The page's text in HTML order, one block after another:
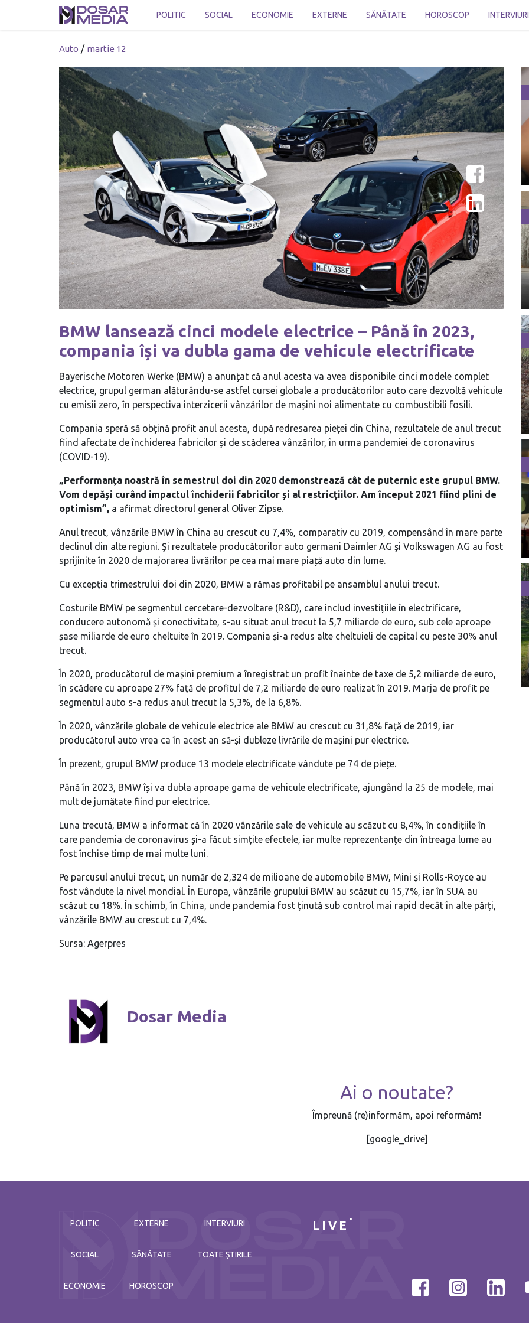
POLITIC SOCIAL ECONOMIE EXTERNE SĂNĂTATE HOROSCOP INTERVIURI
Auto / martie 12
BMW lansează cinci modele electrice – Până în 2023,
compania își va dubla gama de vehicule electrificate
Bayerische Motoren Werke (BMW) a anunțat că anul acesta va avea disponibile cinci modele complet
electrice, grupul german alăturându-se astfel cursei globale a producătorilor auto care dezvoltă vehicule
cu emisii zero, în perspectiva interzicerii vânzărilor de mașini noi alimentate cu combustibili fosili.
Compania speră să obțină profit anul acesta, după redresarea pieței din China, rezultatele de anul trecut
fiind afectate de închiderea fabricilor și de scăderea vânzărilor, în urma pandemiei de coronavirus
(COVID-19).
„Performanța noastră în semestrul doi din 2020 demonstrează cât de puternic este grupul BMW.
Vom depăși curând impactul închiderii fabricilor și al restricțiilor. Am început 2021 fiind plini de
optimism”, a afirmat directorul general Oliver Zipse.
Anul trecut, vânzările BMW în China au crescut cu 7,4%, comparativ cu 2019, compensând în mare parte
declinul din alte regiuni. Și rezultatele producătorilor auto germani Daimler AG și Volkswagen AG au fost
sprijinite în 2020 de majorarea livrărilor pe cea mai mare piață auto din lume.
Cu excepția trimestrului doi din 2020, BMW a rămas profitabil pe ansamblul anului trecut.
Costurile BMW pe segmentul cercetare-dezvoltare (R&D), care includ investițiile în electrificare,
conducere autonomă și conectivitate, s-au situat anul trecut la 5,7 miliarde de euro, sub cele aproape
șase miliarde de euro cheltuite în 2019. Compania și-a redus alte cheltuieli de capital cu peste 30% anul
trecut.
În 2020, producătorul de mașini premium a înregistrat un profit înainte de taxe de 5,2 miliarde de euro,
în scădere cu aproape 27% față de profitul de 7,2 miliarde de euro realizat în 2019. Marja de profit pe
segmentul auto s-a redus anul trecut la 5,3%, de la 6,8%.
În 2020, vânzările globale de vehicule electrice ale BMW au crescut cu 31,8% față de 2019, iar
producătorul auto vrea ca în acest an să-și dubleze livrările de mașini pur electrice.
În prezent, grupul BMW produce 13 modele electrificate vândute pe 74 de piețe.
Până în 2023, BMW își va dubla aproape gama de vehicule electrificate, ajungând la 25 de modele, mai
mult de jumătate fiind pur electrice.
Luna trecută, BMW a informat că în 2020 vânzările sale de vehicule au scăzut cu 8,4%, în condițiile în
care pandemia de coronavirus și-a făcut simțite efectele, iar multe reprezentanțe din întreaga lume au
fost închise timp de mai multe luni.
Pe parcusul anului trecut, un număr de 2,324 de milioane de automobile BMW, Mini și Rolls-Royce au
fost vândute la nivel mondial. În Europa, vânzările grupului BMW au scăzut cu 15,7%, iar în SUA au
scăzut cu 18%. În schimb, în China, unde pandemia fost ținută sub control mai rapid decât în alte părți,
vânzările BMW au crescut cu 7,4%.
Sursa: Agerpres
Dosar Media
Ai o noutate?
Împreună (re)informăm, apoi reformăm!
[google_drive]
POLITIC
SOCIAL
ECONOMIE
EXTERNE
SĂNĂTATE
HOROSCOP
INTERVIURI
TOATE ȘTIRILE
LIVE